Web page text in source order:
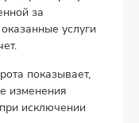
за
услуги
показывает,
изменения
исключении